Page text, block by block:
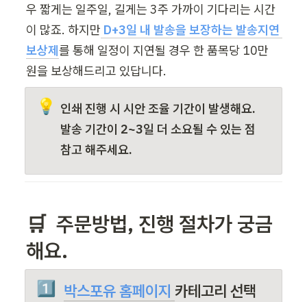
우 짧게는 일주일, 길게는 3주 가까이 기다리는 시간
이 많죠. 하지만 D+3일 내 발송을 보장하는 발송지연
보상제를 통해 일정이 지연될 경우 한 품목당 10만
원을 보상해드리고 있답니다.
💡 인쇄 진행 시 시안 조율 기간이 발생해요.
발송 기간이 2~3일 더 소요될 수 있는 점
참고 해주세요.
🛒 주문방법, 진행 절차가 궁금
해요.
1️⃣ 박스포유 홈페이지 카테고리 선택